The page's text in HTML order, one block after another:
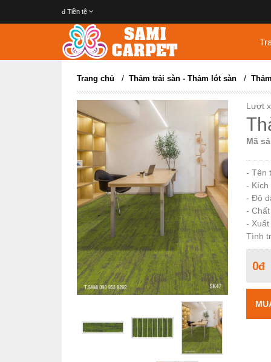
đ Tiền tệ
Trang chủ / Thảm trải sàn - Thảm lót sàn /
Lượt
Mã
- Tên
- Kích
- Độ
-
-
Tình
0đ